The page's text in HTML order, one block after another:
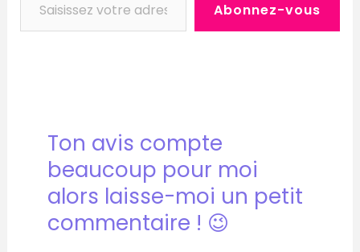
Abonnez-vous
Ton avis compte
beaucoup pour moi
alors laisse-moi un petit
commentaire ! 😉